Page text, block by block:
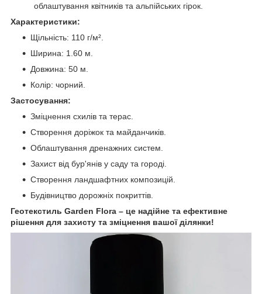
облаштування квітників та альпійських гірок.
Характеристики:
Щільність: 110 г/м².
Ширина: 1.60 м.
Довжина: 50 м.
Колір: чорний.
Застосування:
Зміцнення схилів та терас.
Створення доріжок та майданчиків.
Облаштування дренажних систем.
Захист від бур'янів у саду та городі.
Створення ландшафтних композицій.
Будівництво дорожніх покриттів.
Геотекстиль Garden Flora – це надійне та ефективне
рішення для захисту та зміцнення вашої ділянки!